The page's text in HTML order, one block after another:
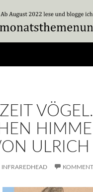
VÖGEL.
INFRAREDHEAD